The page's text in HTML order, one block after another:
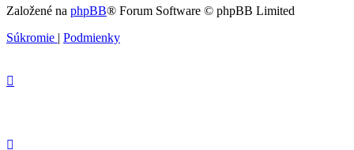
Založené na phpBB® Forum Software © phpBB Limited
Súkromie | Podmienky